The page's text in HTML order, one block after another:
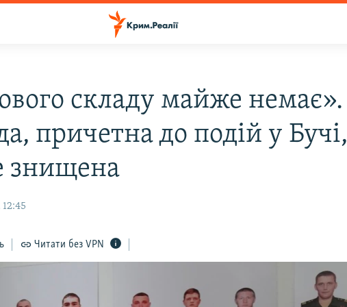
складу майже немає».
причетна до подій у Бучі,
знищена
Читати без VPN